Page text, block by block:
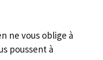
ne vous oblige à
poussent à